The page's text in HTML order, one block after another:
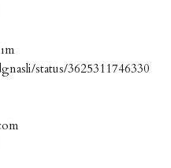
status/3625311746330